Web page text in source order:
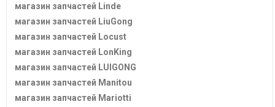
магазин запчастей Linde
магазин запчастей LiuGong
магазин запчастей Locust
магазин запчастей LonKing
магазин запчастей LUIGONG
магазин запчастей Manitou
магазин запчастей Mariotti